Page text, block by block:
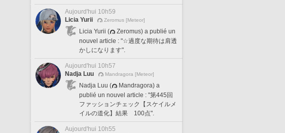
Aujourd'hui 10h59
Licia Yurii
Zeromus [Meteor]
Licia Yurii (
Zeromus) a publié un
nouvel article : "☆過度な期待は肩透
かしになります".
Aujourd'hui 10h57
Nadja Luu
Mandragora [Meteor]
Nadja Luu (
Mandragora) a
publié un nouvel article : "第445回
ファッションチェック【スケイルメ
イルの道化】結果 100点".
Aujourd'hui 10h55